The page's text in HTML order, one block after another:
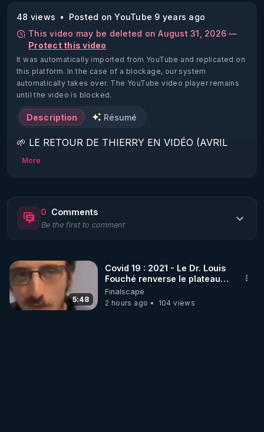
48 views
Posted on YouTube 9 years ago
This video may be deleted on August 31, 2026 —
Protect this video
It was automatically imported from YouTube and replicated on
this platform. In the case of a blockage, our system
automatically takes over. The YouTube video player remains
until the video is blocked.
Description Résumé
🌱 LE RETOUR DE THIERRY EN VIDÉO (AVRIL
2022)!
https://www.rgnr.fr/presentation.html
🌱 LE MAGAZINE RÉGÉNÈRE
🌱 LA BOUTIQUE DU MAGAZINE
Pour obtenir les anciens numéros que vous avez
More
0 Comments
Be the first to comment
5:48
Covid 19 : 2021 - Le Dr. Louis
Fouché renverse le plateau
de CNews !
Finalscape
2 hours ago
104 views